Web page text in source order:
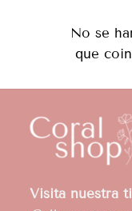
No se
que
Visita nuestra